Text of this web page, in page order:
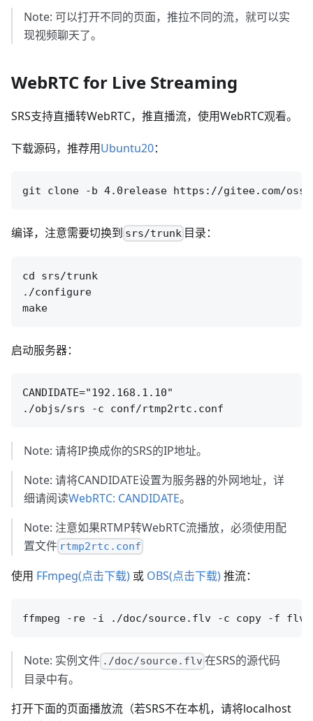
Note: 可以打开不同的页面，推拉不同的流，就可以实
现视频聊天了。
WebRTC for Live Streaming
SRS支持直播转WebRTC，推直播流，使用WebRTC观看。
下载源码，推荐用Ubuntu20：
编译，注意需要切换到 srs/trunk 目录：
cd srs/trunk
./configure
启动服务器：
CANDIDATE="192.168.1.10"
Note: 请将IP换成你的SRS的IP地址。
Note: 请将CANDIDATE设置为服务器的外网地址，详
细请阅读WebRTC: CANDIDATE。
Note: 注意如果RTMP转WebRTC流播放，必须使用配
置文件 rtmp2rtc.conf
使用 FFmpeg(点击下载) 或 OBS(点击下载)推流：
Note: 实例文件 ./doc/source.flv 在SRS的源代码
目录中有。
打开下面的页面播放流（若SRS不在本机，请将localhost